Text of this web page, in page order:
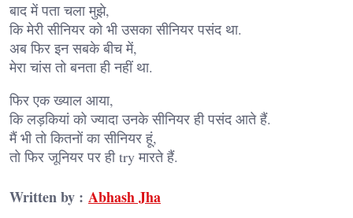
बाद में पता चला मुझे,
कि मेरी सीनियर को भी उसका सीनियर पसंद था.
अब फिर इन सबके बीच में,
मेरा चांस तो बनता ही नहीं था.
फिर एक ख्याल आया,
कि लड़कियां को ज्यादा उनके सीनियर ही पसंद आते हैं.
मैं भी तो कितनों का सीनियर हूं,
तो फिर जूनियर पर ही try मारते हैं.
Written by : Abhash Jha